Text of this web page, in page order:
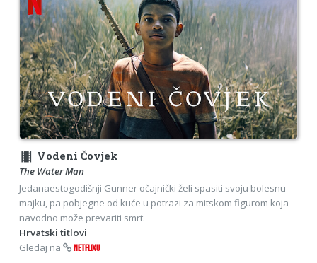
theaters Vodeni Čovjek
The Water Man
Jedanaestogodišnji Gunner očajnički želi spasiti svoju bolesnu
majku, pa pobjegne od kuće u potrazi za mitskom figurom koja
navodno može prevariti smrt.
Hrvatski titlovi
Gledaj na
NETFLIXU